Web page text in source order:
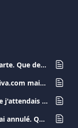
Je ne reconnais pas un débit sur ma carte. Que devrais-je faire ?
J'ai effectué un achat avec ma carte Viva.com mais je n'ai pas reçu le produit / service. Que devrais-je faire?
Je n'ai pas reçu le remboursement que j'attendais du commerçant. Que dois-je faire?
On m'a facturé un abonnement que j'ai annulé. Que dois-je faire ?